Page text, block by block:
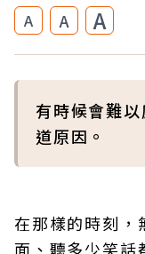
A A A
有時候會難
道原因。
在那樣的時刻，
面、聽多少笑話